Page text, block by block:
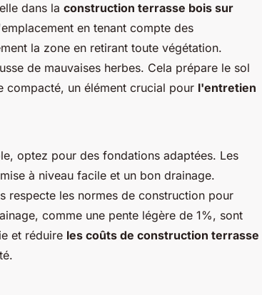
dans la construction terrasse bois sur
en tenant compte des
la zone en retirant toute végétation.
de mauvaises herbes. Cela prépare le sol
compacté, un élément crucial pour l'entretien
optez pour des fondations adaptées. Les
à niveau facile et un bon drainage.
respecte les normes de construction pour
comme une pente légère de 1%, sont
et réduire les coûts de construction terrasse